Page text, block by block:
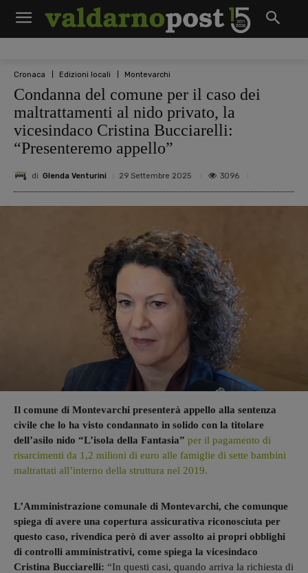
Cronaca Edizioni locali Montevarchi
Condanna del comune per il caso dei
maltrattamenti al nido privato, la
vicesindaco Cristina Bucciarelli:
“Presenteremo appello”
di Glenda Venturini 29 Settembre 2025 3096
Il comune di Montevarchi presenterà appello alla sentenza
civile che lo ha visto condannato in solido con la titolare
dell’asilo nido “L’isola della Fantasia” per il pagamento di
risarcimenti da 1,2 milioni di euro alle famiglie di sette bambini
maltrattati all’interno della struttura nel 2019.
L’Amministrazione comunale di Montevarchi, che comunque
spiega di avere una copertura assicurativa riconosciuta per
questo caso, rivendica però di aver assolto ai propri obblighi
di controlli amministrativi, come spiega la vicesindaco
Cristina Bucciarelli: “In questi casi, quando arriva la richiesta di